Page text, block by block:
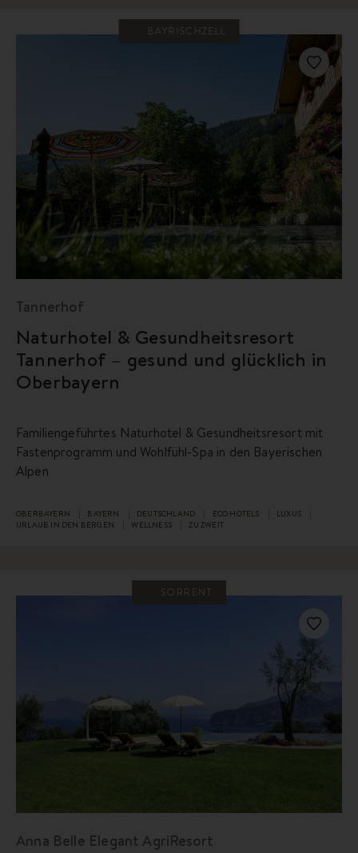
BAYRISCHZELL
Tannerhof
Naturhotel & Gesundheitsresort
Tannerhof – gesund und glücklich in
Oberbayern
Familiengeführtes Naturhotel & Gesundheitsresort mit
Fastenprogramm und Wohlfühl-Spa in den Bayerischen
Alpen
OBERBAYERN BAYERN DEUTSCHLAND ECO HOTELS
LUXUS
URLAUB IN DEN BERGEN
WELLNESS ZU ZWEIT
SORRENT
Anna Belle Elegant AgriResort